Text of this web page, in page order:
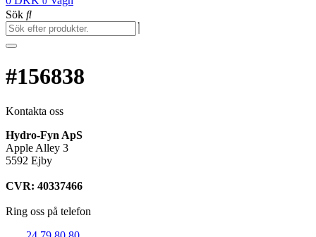
Sök
#156838
Kontakta oss
Hydro-Fyn ApS
Apple Alley 3
5592 Ejby
CVR: 40337466
Ring oss på telefon